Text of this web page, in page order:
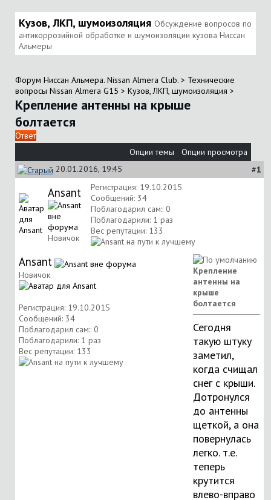
Кузов, ЛКП, шумоизоляция Обсуждение вопросов по
антикоррозийной обработке и шумоизоляции кузова Ниссан
Альмеры
Форум Ниссан Альмера. Nissan Almera Club. > Технические
вопросы Nissan Almera G15 > Кузов, ЛКП, шумоизоляция >
Крепление антенны на крыше
болтается
Ответ
Опции темы
Опции просмотра
20.01.2016, 19:45
#1
Ansant
Новичок
Регистрация: 19.10.2015
Сообщений: 34
Поблагодарил сам:: 0
Поблагодарили: 1 раз
Вес репутации: 133
Ansant
Новичок
Регистрация: 19.10.2015
Сообщений: 34
Поблагодарил сам:: 0
Поблагодарили: 1 раз
Вес репутации: 133
Крепление
антенны на
крыше
болтается
Сегодня
такую штуку
заметил,
когда счищал
снег с крыши.
Дотронулся
до антенны
щеткой, а она
повернулась
легко. т.е.
теперь
крутится
влево-вправо